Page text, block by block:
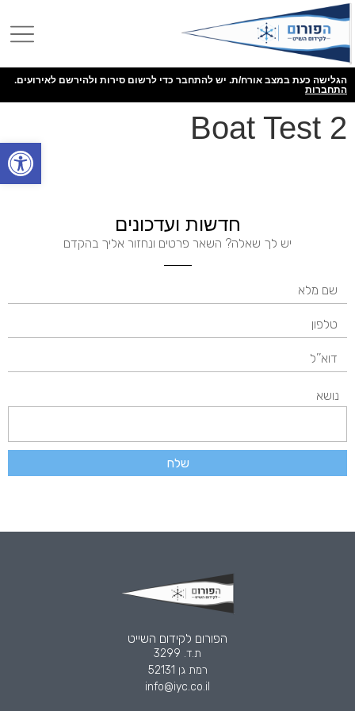
הגלישה כעת במצב אורח/ת. יש להתחבר כדי לרשום סירות ולהירשם לאירועים.
התחברות
Boat Test 2
חדשות ועדכונים
יש לך שאלה? השאר פרטים ונחזור אליך בהקדם
נושא
שלח
הפורום לקידום השייט
ת.ד. 3299
רמת גן 52131
info@iyc.co.il